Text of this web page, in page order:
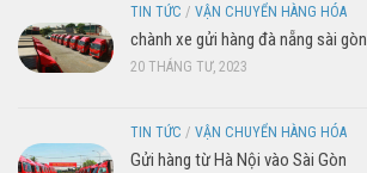
TIN TỨC / VẬN CHUYỂN HÀNG HÓA
chành xe gửi hàng đà nẵng sài gòn
20 THÁNG TƯ, 2023
TIN TỨC / VẬN CHUYỂN HÀNG HÓA
Gửi hàng từ Hà Nội vào Sài Gòn